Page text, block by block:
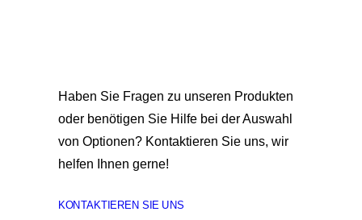
Haben Sie Fragen zu unseren Produkten
oder benötigen Sie Hilfe bei der Auswahl
von Optionen? Kontaktieren Sie uns, wir
helfen Ihnen gerne!
KONTAKTIEREN SIE UNS